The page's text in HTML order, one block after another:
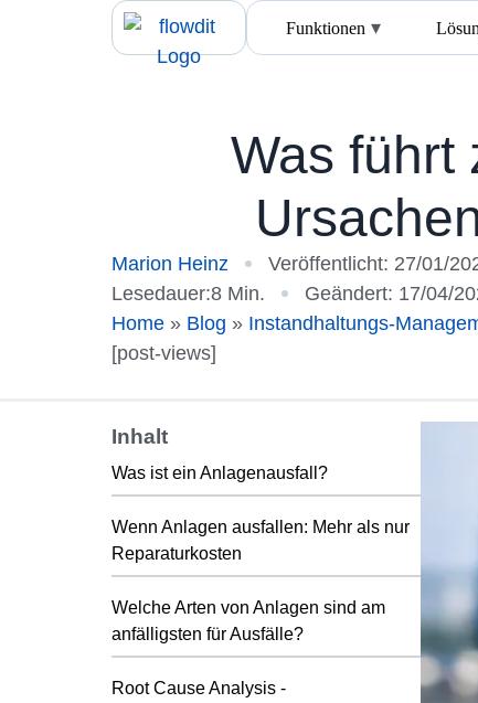
Funktionen
Was führt
Marion Heinz Veröffentlicht: 27/01/
Lesedauer:8 Min.
Geändert: 17/04/
Home» Blog » Instandhaltungs-
[post-views]
Inhalt
Was ist ein Anlagenausfall?
Wenn Anlagen ausfallen: Mehr als nur
Reparaturkosten
Welche Arten von Anlagen sind am
anfälligsten für Ausfälle?
Root Cause Analysis -